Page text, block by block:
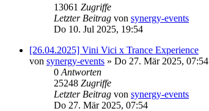
13061 Zugriffe
Letzter Beitrag von synergy-events
Do 10. Jul 2025, 19:54
[26.04.2025] Vini Vici x Trance Experience
von synergy-events » Do 27. Mär 2025, 07:54
0 Antworten
25248 Zugriffe
Letzter Beitrag von synergy-events
Do 27. Mär 2025, 07:54